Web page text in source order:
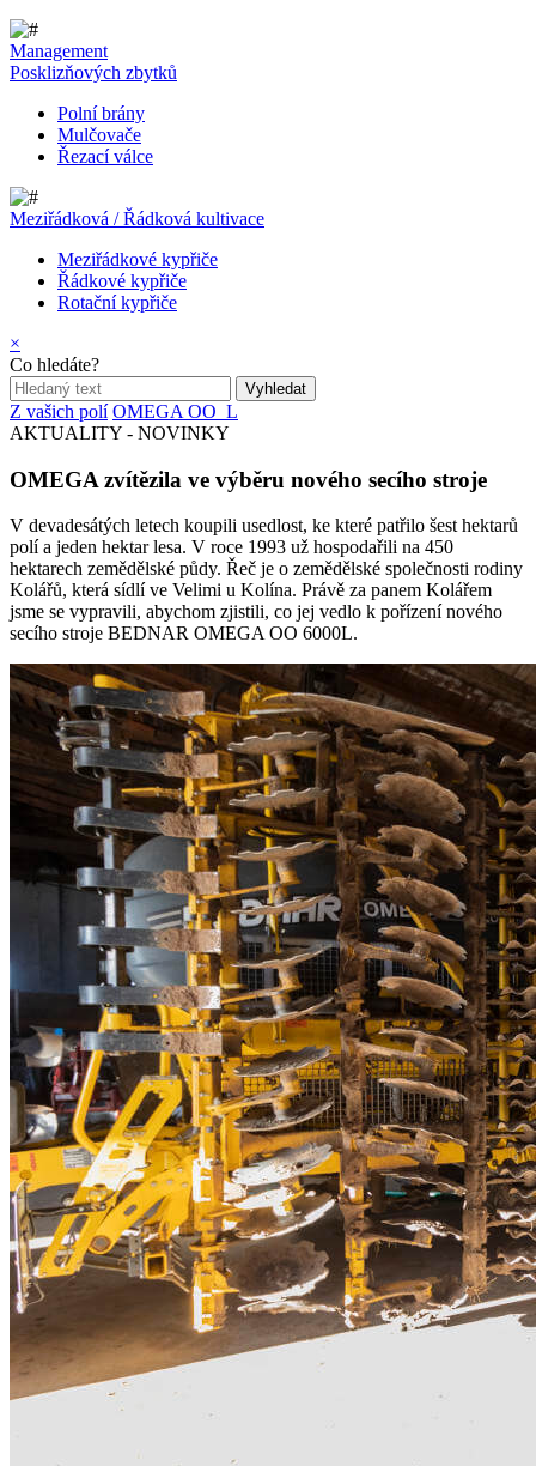
Management
Posklizňových zbytků
Polní brány
Mulčovače
Řezací válce
Meziřádková / Řádková kultivace
Meziřádkové kypřiče
Řádkové kypřiče
Rotační kypřiče
×
Co hledáte?
Z vašich polí OMEGA OO_L
AKTUALITY - NOVINKY
OMEGA zvítězila ve výběru nového secího stroje
V devadesátých letech koupili usedlost, ke které patřilo šest hektarů
polí a jeden hektar lesa. V roce 1993 už hospodařili na 450
hektarech zemědělské půdy. Řeč je o zemědělské společnosti rodiny
Kolářů, která sídlí ve Velimi u Kolína. Právě za panem Kolářem
jsme se vypravili, abychom zjistili, co jej vedlo k pořízení nového
secího stroje BEDNAR OMEGA OO 6000L.